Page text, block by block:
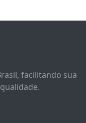
facilitando sua